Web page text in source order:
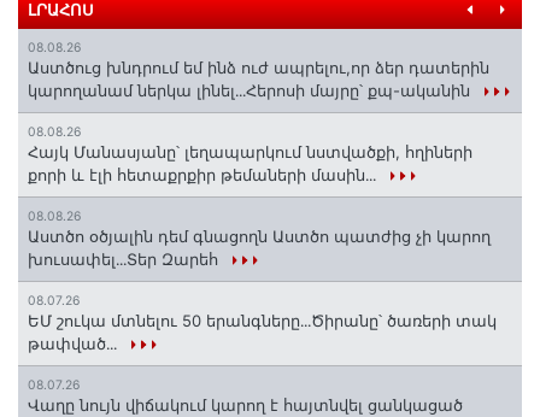
ԼՐԱՀՈՍ
08.08.26
Աստծուց խնդրում եմ ինձ ուժ ապրելու,որ ձեր դատերին
կարողանամ ներկա լինել․․․Հերոսի մայրը՝ քպ-ականին
08.08.26
Հայկ Մանասյանը՝ լեղապարկում նստվածքի, հղիների
քորի և էլի հետաքրքիր թեմաների մասին․․․
08.08.26
Աստծո օծյալին դեմ գնացողն Աստծո պատժից չի կարող
խուսափել․․․Տեր Զարեհ
08.07.26
ԵՄ շուկա մտնելու 50 երանգները․․․Ծիրանը՝ ծառերի տակ
թափված․․․
08.07.26
Վաղը նույն վիճակում կարող է հայտնվել ցանկացած